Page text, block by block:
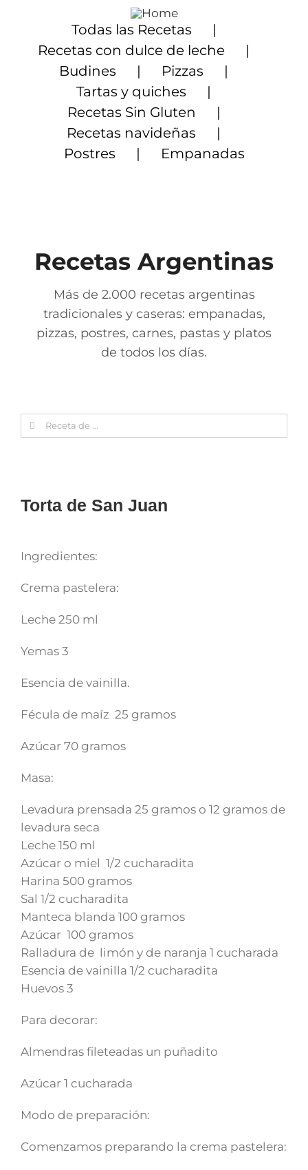
contenido
Todas las Recetas
Recetas con dulce de leche
Budines
Pizzas
Tartas y quiches
Recetas Sin Gluten
Recetas navideñas
Postres
Empanadas
Recetas Argentinas
Más de 2.000 recetas argentinas
tradicionales y caseras: empanadas,
pizzas, postres, carnes, pastas y platos
de todos los días.
Search
for:
Torta de San Juan
Ingredientes:
Crema pastelera:
Leche 250 ml
Yemas 3
Esencia de vainilla.
Fécula de maíz 25 gramos
Azúcar 70 gramos
Masa:
Levadura prensada 25 gramos o 12 gramos de
levadura seca
Leche 150 ml
Azúcar o miel 1/2 cucharadita
Harina 500 gramos
Sal 1/2 cucharadita
Manteca blanda 100 gramos
Azúcar 100 gramos
Ralladura de limón y de naranja 1 cucharada
Esencia de vainilla 1/2 cucharadita
Huevos 3
Para decorar:
Almendras fileteadas un puñadito
Azúcar 1 cucharada
Modo de preparación:
Comenzamos preparando la crema pastelera: